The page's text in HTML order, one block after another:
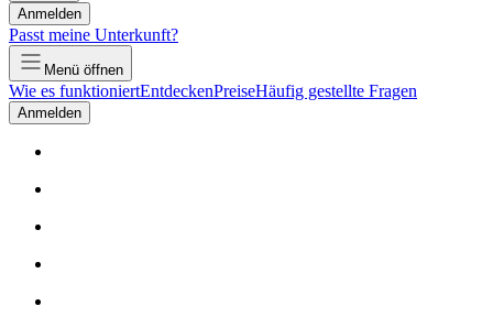
Anmelden
Passt meine Unterkunft?
Menü öffnen
Wie es funktioniertEntdeckenPreiseHäufig gestellte Fragen
Anmelden